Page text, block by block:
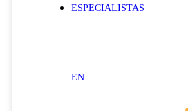
ESPECIALISTAS
EN …